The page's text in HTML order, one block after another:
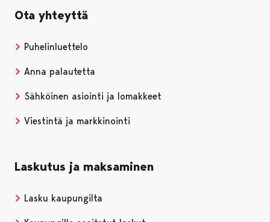
Ota yhteyttä
Puhelinluettelo
Anna palautetta
Sähköinen asiointi ja lomakkeet
Viestintä ja markkinointi
Laskutus ja maksaminen
Lasku kaupungilta